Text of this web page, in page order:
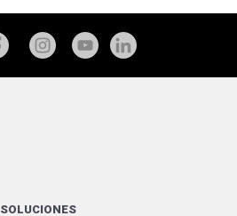
SOLUCIONES